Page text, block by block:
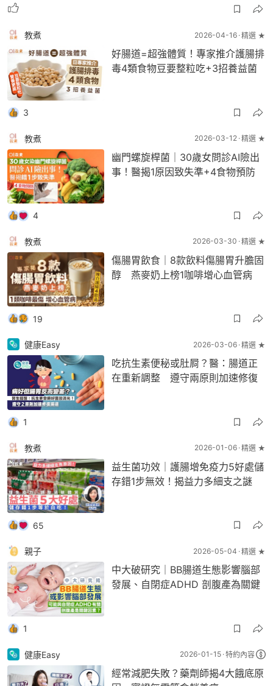
教煮 2026-04-16 精選 ★
好腸道=超強體質！專家推介護腸排
毒4類食物豆要整粒吃+3招養益菌
3
教煮 2026-03-12 精選 ★
幽門螺旋桿菌｜30歲女問診AI險出
事！醫揭1原因致失準+4食物預防
4
教煮 2026-03-30 精選 ★
傷腸胃飲食｜8款飲料傷腸胃升膽固
醇 燕麥奶上榜1咖啡增心血管病
19
健康Easy 2026-03-06 精選 ★
吃抗生素便秘或肚屙？醫：腸道正
在重新調整 遵守兩原則加速修復
1
教煮 2026-01-06 精選 ★
益生菌功效｜護腸增免疫力5好處儲
存錯1步無效！揭益力多細支之謎
65
親子 2026-05-04 精選 ★
中大破研究｜BB腸道生態影響腦部
發展、自閉症ADHD 剖腹產為關鍵
1
健康Easy 2026-01-15 特約內容
經常減肥失敗？藥劑師揭4大餓底原